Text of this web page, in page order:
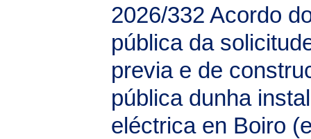
2026/332 Acordo
pública da
previa e de
pública dunha
eléctrica en Boiro